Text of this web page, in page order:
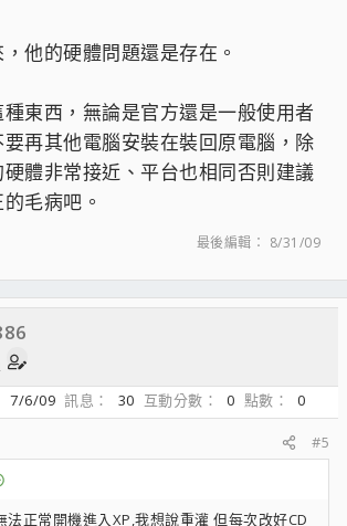
他的硬體問題還是存在。
東西，無論是官方還是一般使用者
再其他電腦安裝在裝回原電腦，除
體非常接近、平台也相同否則建議
毛病吧。
最後編輯： 8/31/09
7/6/09 訊息 30 互動分數 0 點數
0
#5
法正常開機進入XP,我想說重灌 但每次改好CD